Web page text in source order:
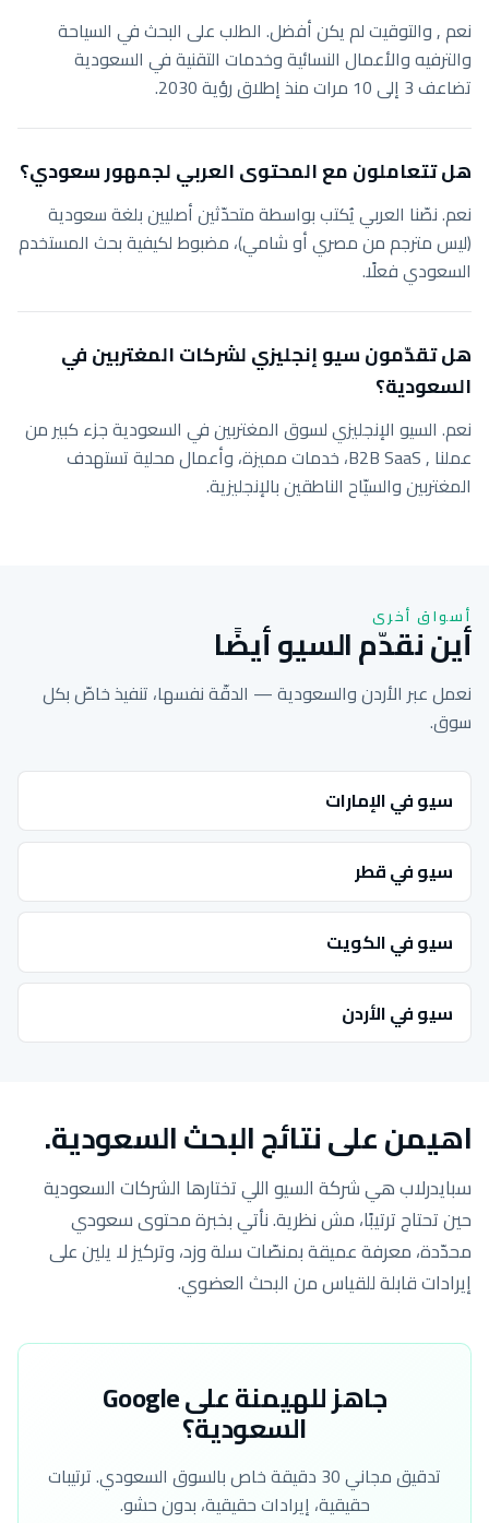
نعم , والتوقيت لم يكن أفضل. الطلب على البحث في السياحة
والترفيه والأعمال النسائية وخدمات التقنية في السعودية
تضاعف 3 إلى 10 مرات منذ إطلاق رؤية 2030.
هل تتعاملون مع المحتوى العربي لجمهور سعودي؟
نعم. نصّنا العربي يُكتب بواسطة متحدّثين أصليين بلغة سعودية
(ليس مترجم من مصري أو شامي)، مضبوط لكيفية بحث المستخدم
السعودي فعلًا.
هل تقدّمون سيو إنجليزي لشركات المغتربين في
السعودية؟
نعم. السيو الإنجليزي لسوق المغتربين في السعودية جزء كبير من
عملنا , B2B SaaS، خدمات مميزة، وأعمال محلية تستهدف
المغتربين والسيّاح الناطقين بالإنجليزية.
أسواق أخرى
أين نقدّم السيو أيضًا
نعمل عبر الأردن والسعودية — الدقّة نفسها، تنفيذ خاصّ بكل
سوق.
سيو في الإمارات
سيو في قطر
سيو في الكويت
سيو في الأردن
اهيمن على نتائج البحث السعودية.
سبايدرلاب هي شركة السيو اللي تختارها الشركات السعودية
حين تحتاج ترتيبًا، مش نظرية. نأتي بخبرة محتوى سعودي
محدّدة، معرفة عميقة بمنصّات سلة وزد، وتركيز لا يلين على
إيرادات قابلة للقياس من البحث العضوي.
جاهز للهيمنة على Google
السعودية؟
تدقيق مجاني 30 دقيقة خاص بالسوق السعودي. ترتيبات
حقيقية، إيرادات حقيقية، بدون حشو.